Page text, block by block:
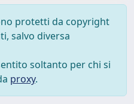
protetti da copyright
salvo diversa
soltanto per chi si
proxy.